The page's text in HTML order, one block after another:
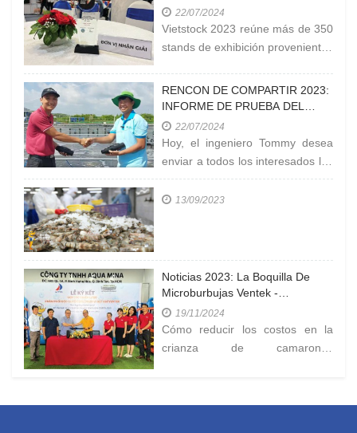
Empresa Productora De Equipos
Acuáticos En Vietstock 2023
22/07/2024
Vietstock 2023 reúne más de 350
stands de exhibición provenientes
que operan en el
RENCON DE COMPARTIR 2023:
INFORME DE PRUEBA DEL
NIVEL DE ROCIADORES
VENTEK EN LA EXPLOTACIÓN
22/07/2024
Hoy, el ingeniero Tommy desea
enviar a todos los interesados los
resultados de la prueba de
medición de 'LA
13/09/2023
Noticias 2023: La Boquilla De
Microburbujas Ventek -
Dispositivo Eficiente Para La
Generación De Oxígeno En La
19/11/2024
Cómo reducir los costos en la
crianza de camarones